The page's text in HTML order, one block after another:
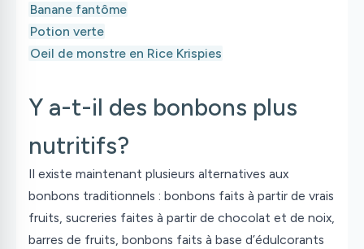
Banane fantôme
Potion verte
Oeil de monstre en Rice Krispies
Y a-t-il des bonbons plus
nutritifs?
Il existe maintenant plusieurs alternatives aux
bonbons traditionnels : bonbons faits à partir de vrais
fruits, sucreries faites à partir de chocolat et de noix,
barres de fruits, bonbons faits à base d’édulcorants